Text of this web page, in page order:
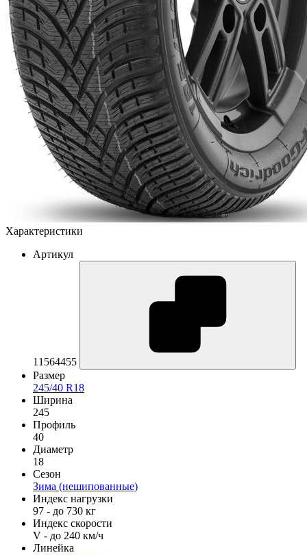
Характеристики
Артикул
11564455
Размер
245/40 R18
Ширина
245
Профиль
40
Диаметр
18
Сезон
Зима (нешипованные)
Индекс нагрузки
97 - до 730 кг
Индекс скорости
V - до 240 км/ч
Линейка